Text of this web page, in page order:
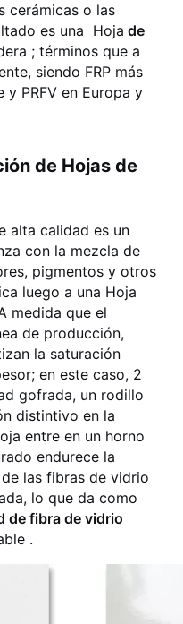
cerámicas o las
es una Hoja de
; términos que a
siendo FRP más
PRFV en Europa y
de Hojas de
alta calidad es un
con la mezcla de
pigmentos y otros
luego a una Hoja
medida que el
de producción,
la saturación
en este caso, 2
gofrada, un rodillo
distintivo en la
entre en un horno
endurece la
las fibras de vidrio
lo que da como
de fibra de vidrio
.